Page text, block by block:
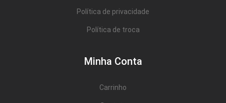
Política de privacidade
Política de troca
Minha Conta
Carrinho